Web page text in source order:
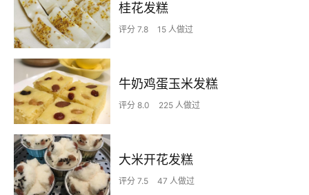
桂花发糕
评分 7.8 15 人做过
牛奶鸡蛋玉米发糕
评分 8.0 225 人做过
大米开花发糕
评分 7.5 47 人做过